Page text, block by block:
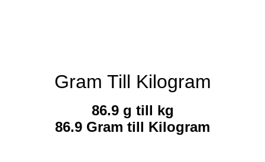
Gram Till Kilogram
86.9 g till kg
86.9 Gram till Kilogram